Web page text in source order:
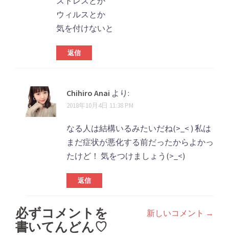
ウィルスとか
気を付けないと
返信
Chihiro Anai より:
2018年10月4日 11:38 PM
なる人は結構いるみたいだね(>_< ) 私は
まだ症状が悪化する前だったからよかっ
たけど！ 気をつけましょう(>_<)
返信
コ
新しいコメント →
必ずコメントを
書いてんどん♡